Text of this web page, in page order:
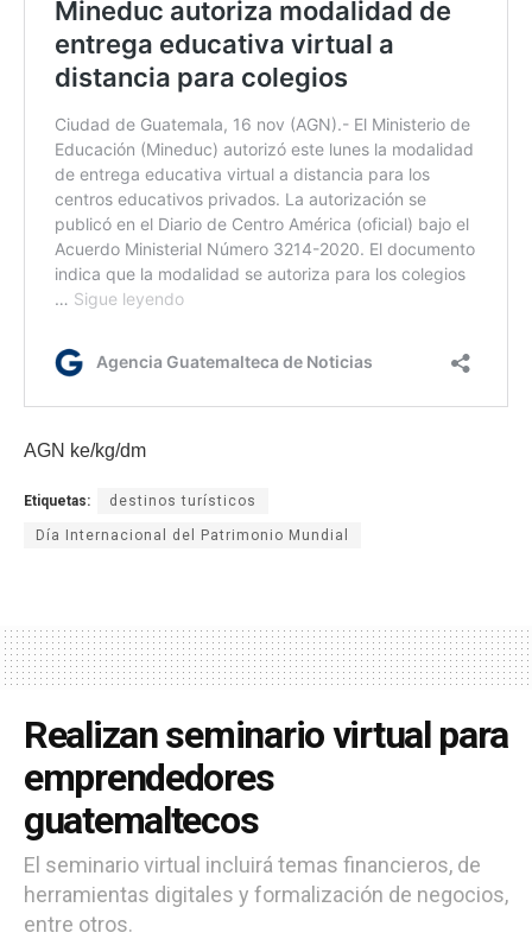
AGN ke/kg/dm
Etiquetas: destinos turísticos
Día Internacional del Patrimonio Mundial
Realizan seminario virtual para
emprendedores
guatemaltecos
El seminario virtual incluirá temas financieros, de
herramientas digitales y formalización de negocios,
entre otros.